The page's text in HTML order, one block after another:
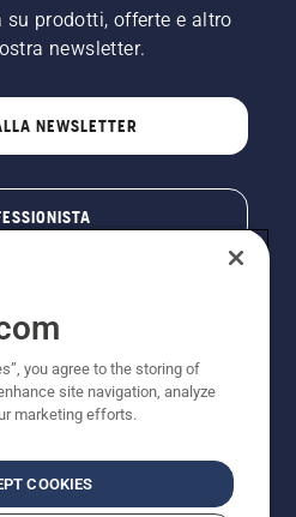
su prodotti, offerte e altro
newsletter.
NEWSLETTER
Tutti i diritti riservati. I prezzi
e arrotondati, non
you agree to the storing of
site navigation, analyze
marketing efforts.
COOKIES